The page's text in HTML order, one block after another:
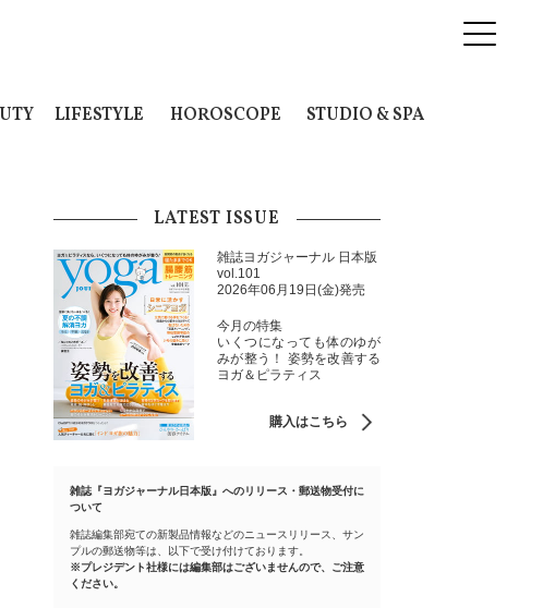
LIFESTYLE HOROSCOPE STUDIO & SPA
LATEST ISSUE
雑誌ヨガジャーナル 日本版
vol.101
2026年06月19日(金)発売
今月の特集
いくつになっても体のゆが
みが整う！ 姿勢を改善する
ヨガ＆ピラティス
購入はこちら
雑誌『ヨガジャーナル日本版』へのリリース・郵送物受付に
ついて
雑誌編集部宛ての新製品情報などのニュースリリース、サン
プルの郵送物等は、以下で受け付けております。
※プレジデント社様には編集部はございませんので、ご注意
ください。